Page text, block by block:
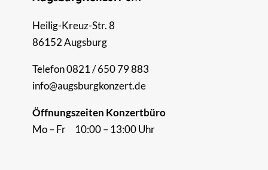
Heilig-Kreuz-Str. 8
86152 Augsburg
Telefon 0821 / 650 79 883
info@augsburgkonzert.de
Öffnungszeiten Konzertbüro
Mo – Fr 10:00 – 13:00 Uhr